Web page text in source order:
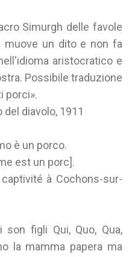
Simurgh delle favole
muove un dito e non fa
aristocratico e
Possibile traduzione
porci».
del diavolo, 1911
è un porco.
est un porc].
à Cochons-sur-
figli Qui, Quo, Qua,
la mamma papera ma